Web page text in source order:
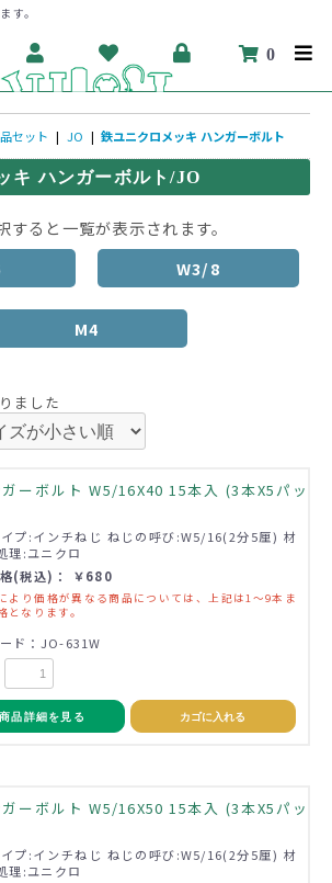
す。
0
セット | JO | 鉄ユニクロメッキ ハンガーボルト
キ ハンガーボルト/JO
ると一覧が表示されます。
W3/8
M4
ました
ーボルト W5/16X40 15本入 (3本X5パッ
プ:インチねじ ねじの呼び:W5/16(2分5厘) 材
理:ユニクロ
(税込)： ￥680
より価格が異なる商品については、上記は1～9本ま
となります。
ド：JO-631W
商品詳細を見る カゴに入れる
ーボルト W5/16X50 15本入 (3本X5パッ
プ:インチねじ ねじの呼び:W5/16(2分5厘) 材
理:ユニクロ